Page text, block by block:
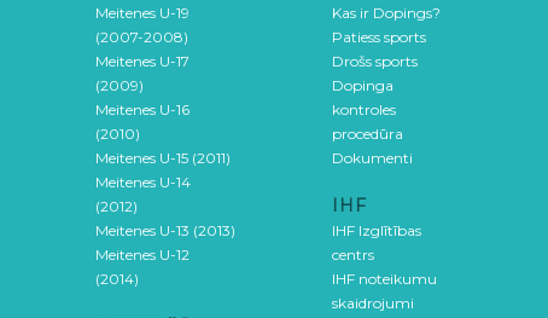
Meitenes U-19
(2007-2008)
Meitenes U-17
(2009)
Meitenes U-16
(2010)
Meitenes U-15 (2011)
Meitenes U-14
(2012)
Meitenes U-13 (2013)
Meitenes U-12
(2014)
Kas ir Dopings?
Patiess sports
Drošs sports
Dopinga
kontroles
procedūra
Dokumenti
IHF
IHF Izglītības
centrs
IHF noteikumu
skaidrojumi